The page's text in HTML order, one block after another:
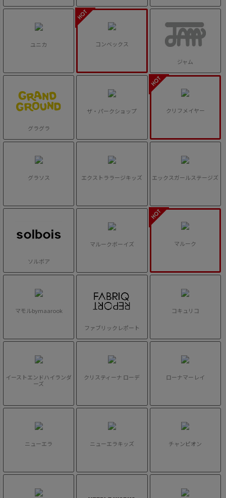
ユニカ コンベックス
ジャム
グラグラ
ザ・パークショップ クリフメイヤー
グラソス エクストララージキッズ エックスガールステージズ
ソルボア
マルークボーイズ マルーク
マモルbymaarook
ファブリックレポート
コキュリコ
イーストエンドハイランダ
ーズ
クリスティーナ ローデ ローナマーレイ
ニューエラ ニューエラキッズ チャンピオン